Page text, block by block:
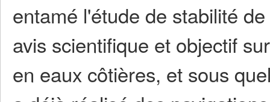
entamé l'étude de stabilité
avis scientifique et objectif
en eaux côtières, et sous